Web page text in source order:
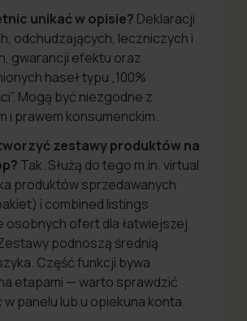
unikać w opisie? Deklaracji
odchudzających, leczniczych i
gwarancji efektu oraz
haseł typu „100%
Mogą być niezgodne z
i prawem konsumenckim.
zestawy produktów na
Tak. Służą do tego m.in. virtual
produktów sprzedawanych
i combined listings
osobnych ofert dla łatwiejszej
podnoszą średnią
Część funkcji bywa
etapami — warto sprawdzić
panelu lub u opiekuna konta.